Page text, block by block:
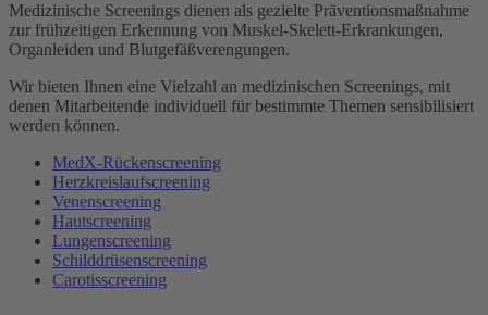
Medizinische Screenings dienen als gezielte Präventions­maßnahme
zur frühzeitigen Erkennung von Muskel-Skelett-Erkrankungen,
Organleiden und Blutgefäßverengungen.
Wir bieten Ihnen eine Vielzahl an medizinischen Screenings, mit
denen Mitarbeitende individuell für bestimmte Themen sensibilisiert
werden können.
MedX-Rückenscreening
Herzkreislaufscreening
Venenscreening
Hautscreening
Lungenscreening
Schilddrüsenscreening
Carotisscreening